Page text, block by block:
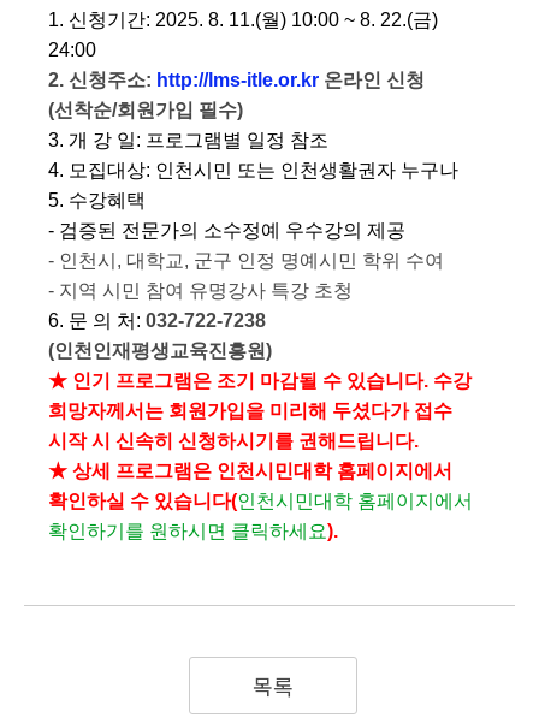
1. 신청기간: 2025. 8. 11.(월) 10:00 ~ 8. 22.(금)
24:00
2. 신청주소: http://lms-itle.or.kr 온라인 신청
(선착순/회원가입 필수)
3. 개 강 일​: 프로그램별 일정 참조
4. 모집대상: 인천시민 또는 인천생활권자 누구나
5. 수강혜택
- 검증된 전문가의 소수정예 우수강의 제공
- 인천시, 대학교, 군구 인정 명예시민 학위 수여
- 지역 시민 참여 유명강사 특강 초청
6. 문 의 처:032-722-7238
(인천인재평생교육진흥원)
★ 인기 프로그램은 조기 마감될 수 있습니다. 수강
희망자께서는 회원가입을 미리해 두셨다가 접수
시작 시 신속히 신청하시기를 권해드립니다.
★ 상세 프로그램은 인천시민대학 홈페이지에서
확인하실 수 있습니다(인천시민대학 홈페이지에서
확인하기를 원하시면 클릭하세요).
목록